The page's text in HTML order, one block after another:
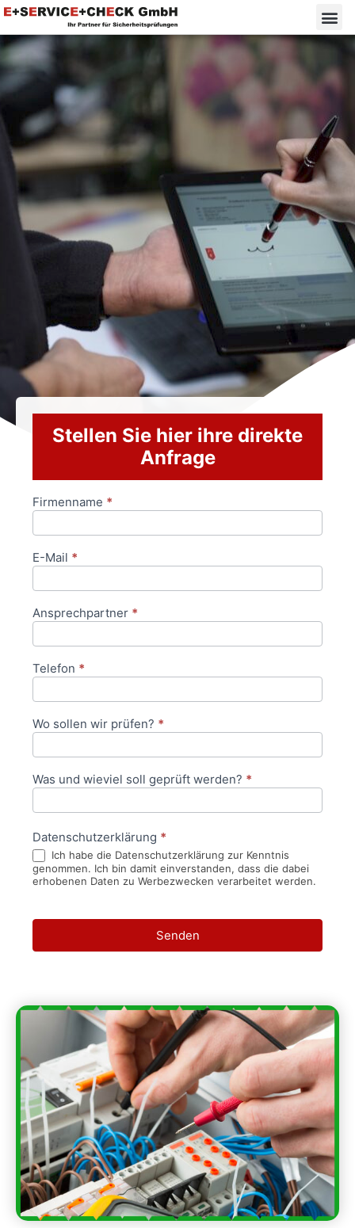
Stellen Sie hier ihre direkte
Anfrage
Anfrageformular
Firmenname *
E-Mail *
Ansprechpartner *
Telefon *
Wo sollen wir prüfen? *
Was und wieviel soll geprüft werden? *
Datenschutzerklärung *
Ich habe die Datenschutzerklärung zur Kenntnis
genommen. Ich bin damit einverstanden, dass die dabei
erhobenen Daten zu Werbezwecken verarbeitet werden.
Senden